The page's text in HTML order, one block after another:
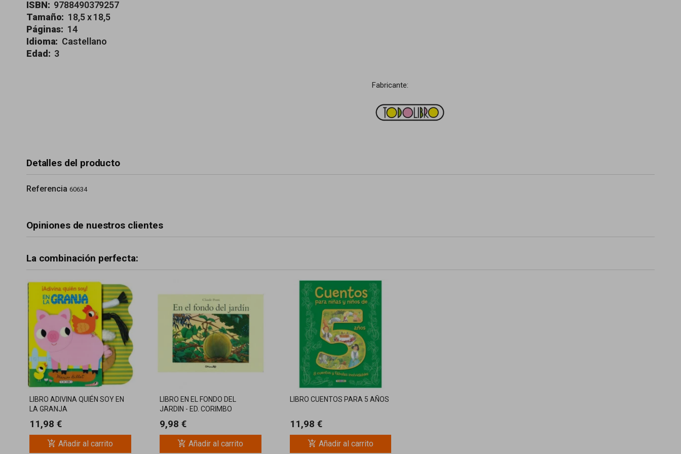
ISBN: 9788490379257
Tamaño: 18,5 x 18,5
Páginas: 14
Idioma: Castellano
Edad: 3
Fabricante:
Detalles del producto
Referencia 60634
Opiniones de nuestros clientes
La combinación perfecta:
LIBRO ADIVINA QUIÉN SOY EN
LA GRANJA
11,98 €
add_shopping_cart Añadir al carrito
LIBRO EN EL FONDO DEL
JARDIN - ED. CORIMBO
9,98 €
add_shopping_cart Añadir al carrito
LIBRO CUENTOS PARA 5 AÑOS
11,98 €
add_shopping_cart Añadir al carrito